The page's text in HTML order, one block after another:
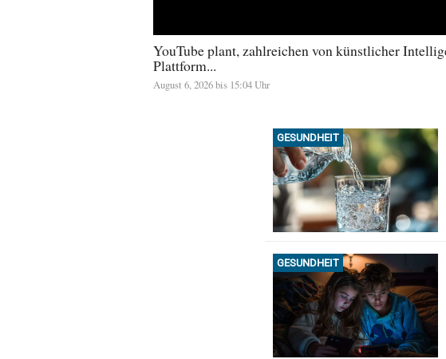
YouTube plant, zahlreichen von künstlicher
Plattform...
August 6, 2026 bis 15:04 Uhr
GESUNDHEIT
GESUNDHEIT